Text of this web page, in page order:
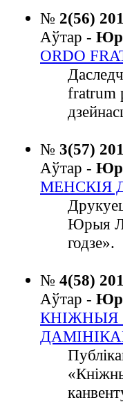
№ 2(56)
Аўтар -
ORDO
fratrum
№ 3(57)
Аўтар -
МЕНСКІЯ
Юрыя
годзе».
№ 4(58)
Аўтар -
КНІЖНЫЯ